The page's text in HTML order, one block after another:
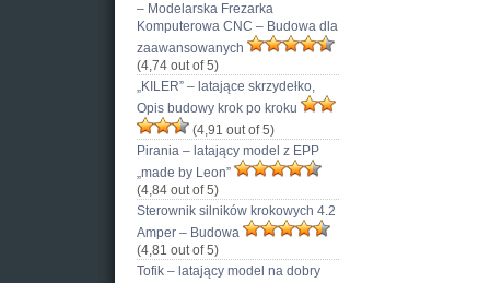
– Modelarska Frezarka
Komputerowa CNC – Budowa dla
zaawansowanych
(4,74 out of 5)
„KILER” – latające skrzydełko,
Opis budowy krok po kroku
(4,91 out of 5)
Pirania – latający model z EPP
„made by Leon”
(4,84 out of 5)
Sterownik silników krokowych 4.2
Amper – Budowa
(4,81 out of 5)
Tofik – latający model na dobry